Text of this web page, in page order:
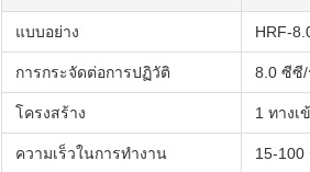
แบบอย่าง HRF-
การกระจัดต่อการปฏิวัติ 8.0 ซีซี/
โครงสร้าง 1 ทางเ
ความเร็วในการทำงาน 15-